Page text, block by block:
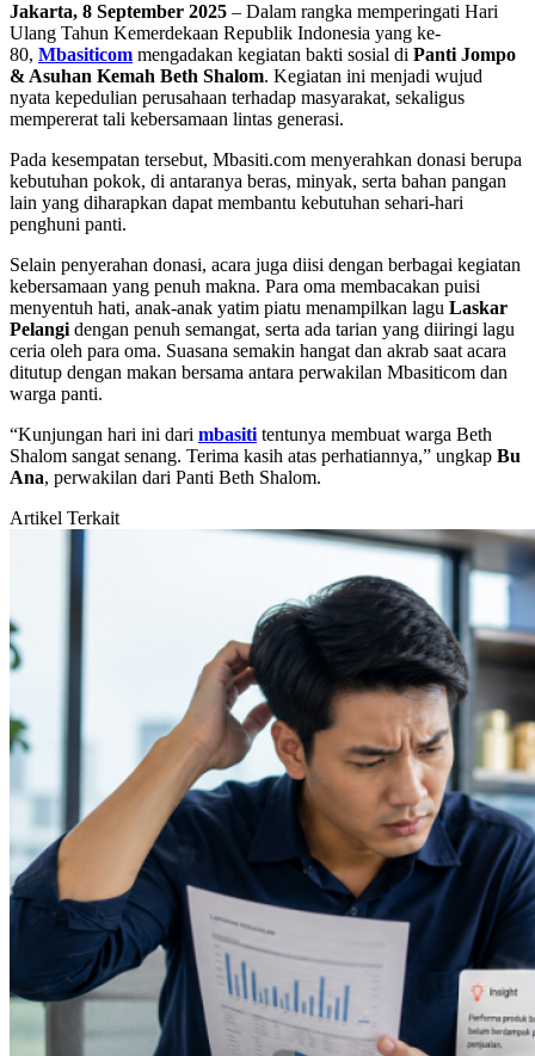
Jakarta, 8 September 2025 – Dalam rangka memperingati Hari
Ulang Tahun Kemerdekaan Republik Indonesia yang ke-
80, Mbasiticom mengadakan kegiatan bakti sosial di Panti Jompo
& Asuhan Kemah Beth Shalom. Kegiatan ini menjadi wujud
nyata kepedulian perusahaan terhadap masyarakat, sekaligus
mempererat tali kebersamaan lintas generasi.
Pada kesempatan tersebut, Mbasiti.com menyerahkan donasi berupa
kebutuhan pokok, di antaranya beras, minyak, serta bahan pangan
lain yang diharapkan dapat membantu kebutuhan sehari-hari
penghuni panti.
Selain penyerahan donasi, acara juga diisi dengan berbagai kegiatan
kebersamaan yang penuh makna. Para oma membacakan puisi
menyentuh hati, anak-anak yatim piatu menampilkan lagu Laskar
Pelangi dengan penuh semangat, serta ada tarian yang diiringi lagu
ceria oleh para oma. Suasana semakin hangat dan akrab saat acara
ditutup dengan makan bersama antara perwakilan Mbasiticom dan
warga panti.
“Kunjungan hari ini dari mbasiti tentunya membuat warga Beth
Shalom sangat senang. Terima kasih atas perhatiannya,” ungkap Bu
Ana, perwakilan dari Panti Beth Shalom.
Artikel Terkait